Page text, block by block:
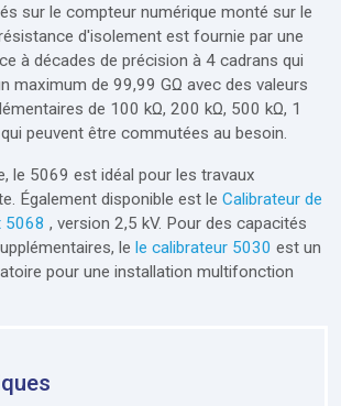
sur le compteur numérique monté sur le
d'isolement est fournie par une
à décades de précision à 4 cadrans qui
maximum de 99,99 GΩ avec des valeurs
de 100 kΩ, 200 kΩ, 500 kΩ, 1
peuvent être commutées au besoin.
le 5069 est idéal pour les travaux
Également disponible est le Calibrateur de
5068 , version 2,5 kV. Pour des capacités
le le calibrateur 5030 est un
pour une installation multifonction